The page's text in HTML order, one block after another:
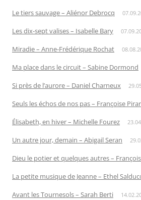
Le tiers sauvage – Aliénor Debrocq
Les dix-sept valises – Isabelle Bary
Miradie – Anne-Frédérique Rochat
Ma place dans le circuit – Sabine Dormond
Si près de l’aurore – Daniel Charneux
Seuls les échos de nos pas – Françoise
Élisabeth, en hiver – Michelle Fourez
Un autre jour, demain – Abigail Seran
Dieu le potier et quelques autres –
La petite musique de Jeanne – Ethel
Avant les Tournesols – Sarah Berti